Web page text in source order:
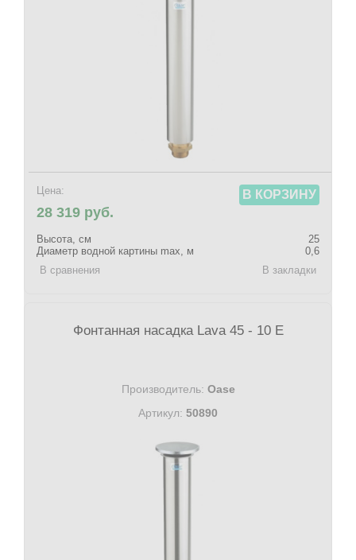
Цена:
28 319 руб.
В КОРЗИНУ
Высота, см
25
Диаметр водной картины max, м
0,6
В сравнения
В закладки
Фонтанная насадка Lava 45 - 10 E
Производитель: Oase
Артикул: 50890